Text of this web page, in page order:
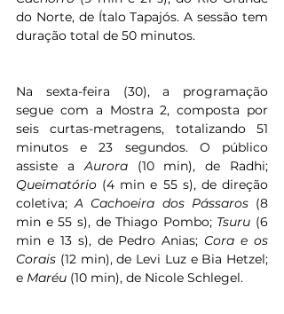
do Norte, de Ítalo Tapajós. A sessão tem
duração total de 50 minutos.
Na sexta-feira (30), a programação
segue com a Mostra 2, composta por
seis curtas-metragens, totalizando 51
minutos e 23 segundos. O público
assiste a Aurora
Queimatório (4 min e 55 s), de direção
coletiva; A Cachoeira dos Pássaros (8
min e 55 s), de Thiago Pombo; Tsuru (6
min e 13 s), de Pedro Anias; Cora e os
Corais (12 min), de Levi Luz e Bia Hetzel;
e Maréu (10 min), de Nicole Schlegel.